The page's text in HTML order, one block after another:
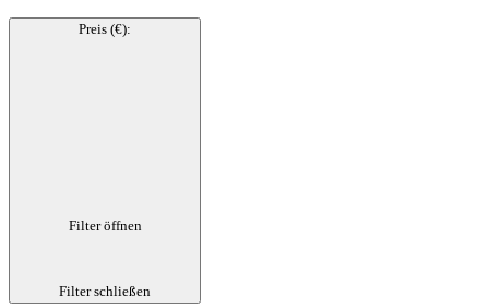
Preis (€):
Filter öffnen
Filter schließen